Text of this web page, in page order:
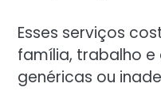
Esses serviços
família, trabalho
genéricas ou